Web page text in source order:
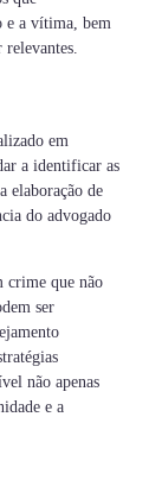
e a vítima, bem
relevantes.
em
a identificar as
elaboração de
do advogado
crime que não
ser
não apenas
e a